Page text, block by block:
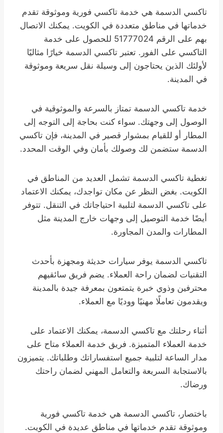
تاكسي الدسمة هي خدمة تاكسي فورية وموثوقة تقدم
خدماتها في مناطق متعددة في الكويت. يمكنك الاتصال
بهم على الرقم 51777024 للحصول على خدمة
التاكسي على الفور. تعتبر تاكسي الدسمة خيارًا مثاليًا
لأولئك الذين يحتاجون إلى وسيلة نقل سريعة وموثوقة
في المدينة.
خدمة تاكسي الدسمة تمتاز بالسرعة والموثوقية في
الوصول إلى وجهتك. سواء كنت بحاجة إلى التوجه إلى
المطار أو للقيام بمشوار قصير في المدينة، فإن تاكسي
الدسمة ستضمن لك وصولك بأمان وفي الوقت المحدد.
تغطية تاكسي الدسمة تشمل العديد من المناطق في
الكويت. بغض النظر عن مكان تواجدك، يمكنك الاعتماد
على تاكسي الدسمة لتلبية احتياجاتك في التنقل. تتوفر
أيضًا خدمة التوصيل إلى وجهات خارج المدينة مثل
المطارات والمدن المجاورة.
تاكسي الدسمة يوفر سيارات حديثة ومجهزة بأحدث
التقنيات لضمان راحة العملاء. يضم فريق سائقيهم
محترفين وذوي خبرة يتمتعون بمعرفة جيدة بالمدينة
ويقدمون تعاملًا مهنيًا ووديًا مع العملاء.
أثناء رحلتك مع تاكسي الدسمة، يمكنك الاعتماد على
خدمة العملاء المتميزة. فريق خدمة العملاء متاح على
مدار الساعة لتلبية جميع استفساراتك وطلباتك. يتميزون
بالاستجابة السريعة والتعامل المهني لضمان راحتك
ورضاك.
باختصار، تاكسي الدسمة هي خدمة تاكسي فورية
وموثوقة تقدم خدماتها في مناطق عديدة في الكويت.